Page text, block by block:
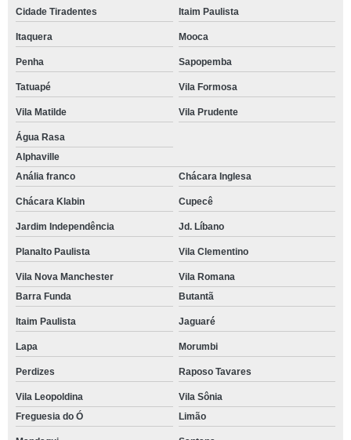
Cidade Tiradentes Itaim Paulista
Itaquera Mooca
Penha Sapopemba
Tatuapé Vila Formosa
Vila Matilde Vila Prudente
Água Rasa
Alphaville
Anália franco
Chácara Inglesa
Chácara Klabin Cupecê
Jardim Independência Jd. Líbano
Planalto Paulista Vila Clementino
Vila Nova Manchester
Vila Romana
Barra Funda
Butantã
Itaim Paulista Jaguaré
Lapa Morumbi
Perdizes Raposo Tavares
Vila Leopoldina
Vila Sônia
Freguesia do Ó
Limão